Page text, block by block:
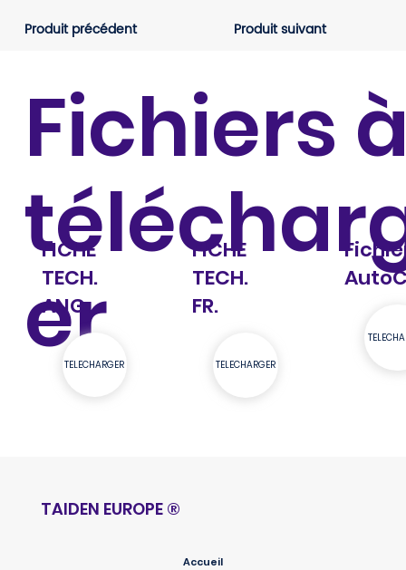
Produit précédent Produit suivant
Fichiers
er
FICHE
TECH.
ANG.
TELECHARGER
FICHE
TECH.
FR.
TELECHARGER
TAIDEN EUROPE ®
Accueil